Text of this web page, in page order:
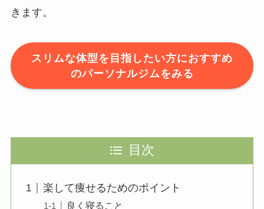
きます。
スリムな体型を目指したい方におすすめ
のパーソナルジムをみる
目次
楽して痩せるためのポイント
良く寝ること